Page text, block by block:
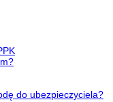
do ubezpieczyciela?